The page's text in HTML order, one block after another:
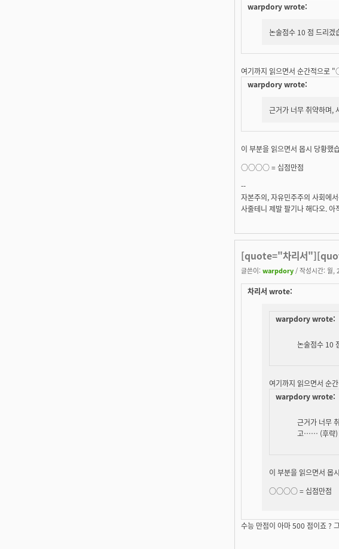
warpdory wrote:
논술점수 10 점 드리겠
여기까지 읽으면서 순간적으
warpdory wrote:
근거가 너무 취약하며,
이 부분을 읽으면서 몹시 당황했
○○○○ =십점만점
--
자본주의, 자유민주주의 사회에
사줄테니 제발 팔기나 해다오.
[quote="차리서
글쓴이: warpdory / 작성시간: 월,
차리서 wrote:
warpdory wrote:
논술점수 10
여기까지 읽으면서
warpdory wrote:
근거가 너무
고…… (후략)
이 부분을 읽으면서 몹
○○○○ =십점만점
수능 만점이 아마 500 점이죠 ?